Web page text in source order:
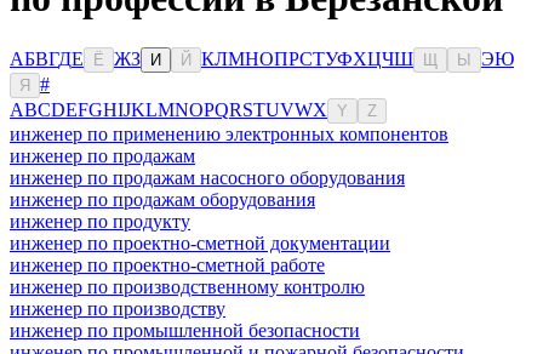
АБВГДЕ Ё ЖЗ И Й КЛМНОПРСТУФХЦЧШ Ы ЭЮ
Я
#
ABCDEFGHIJKLMNOPQRSTUVWX Y Z
инженер по применению электронных компонентов
инженер по продажам
инженер по продажам насосного оборудования
инженер по продажам оборудования
инженер по продукту
инженер по проектно-сметной документации
инженер по проектно-сметной работе
инженер по производственному контролю
инженер по производству
инженер по промышленной безопасности